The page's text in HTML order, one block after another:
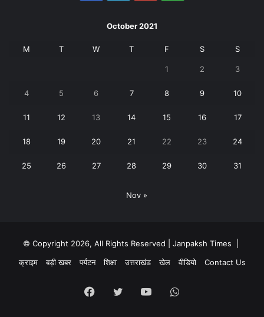
October 2021
M T W T F S S
1 2 3
4 5 6 7 8 9 10
11 12 13 14 15 16 17
18 19 20 21 22 23 24
25 26 27 28 29 30 31
Nov »
© Copyright 2026, All Rights Reserved | Janpaksh Times |
क्राइम
बड़ी खबर पर्यटन शिक्षा उत्तराखंड खेल वीडियो Contact Us
Facebook
Twitter YouTubeWhatsApp